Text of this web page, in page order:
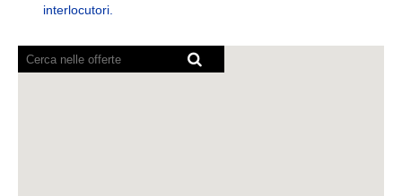
interlocutori.
lettori